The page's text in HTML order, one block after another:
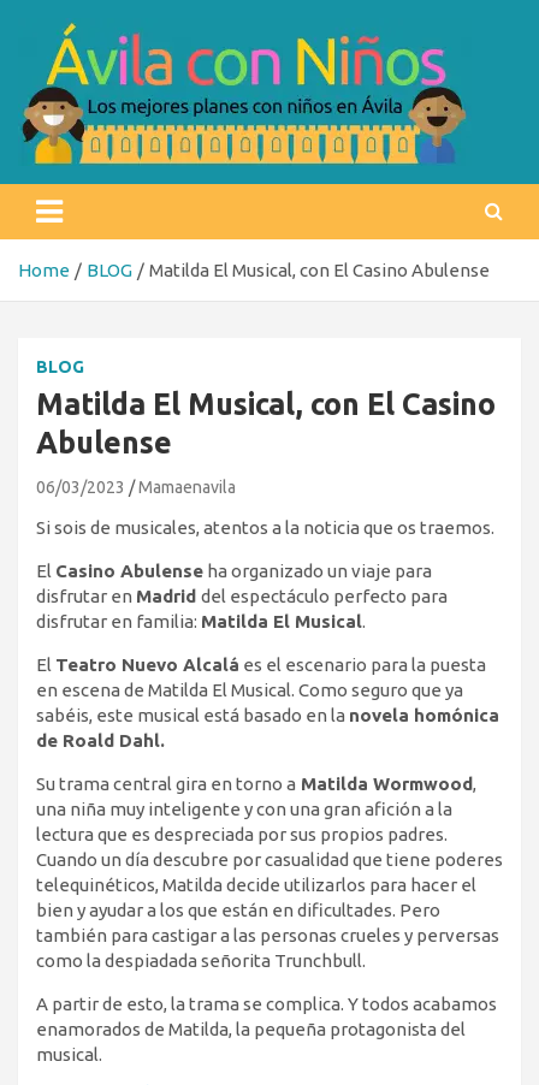
content
Ávila con niños
Home BLOG Matilda El Musical, con El Casino Abulense
BLOG
Matilda El Musical, con El Casino
Abulense
06/03/2023 Mamaenavila
Si sois de musicales, atentos a la noticia que os traemos.
El Casino Abulense ha organizado un viaje para
disfrutar en Madrid del espectáculo perfecto para
disfrutar en familia: Matilda El Musical.
El Teatro Nuevo Alcalá es el escenario para la puesta
en escena de Matilda El Musical. Como seguro que ya
sabéis, este musical está basado en la novela homónica
de Roald Dahl.
Su trama central gira en torno a Matilda Wormwood,
una niña muy inteligente y con una gran afición a la
lectura que es despreciada por sus propios padres.
Cuando un día descubre por casualidad que tiene poderes
telequinéticos, Matilda decide utilizarlos para hacer el
bien y ayudar a los que están en dificultades. Pero
también para castigar a las personas crueles y perversas
como la despiadada señorita Trunchbull.
A partir de esto, la trama se complica. Y todos acabamos
enamorados de Matilda, la pequeña protagonista del
musical.